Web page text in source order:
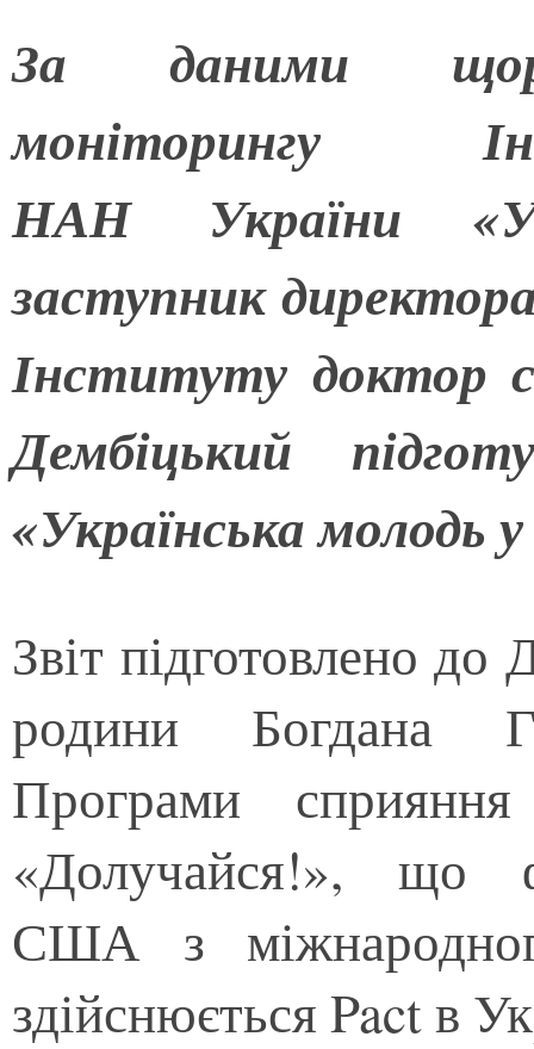
За даними
моніторингу
НАН України
заступник
Інституту доктор
Дембіцький
«Українська молодь у
Звіт підготовлено
родини Богдана
Програми сприяння
«Долучайся!», що
США з
здійснюється Pact в